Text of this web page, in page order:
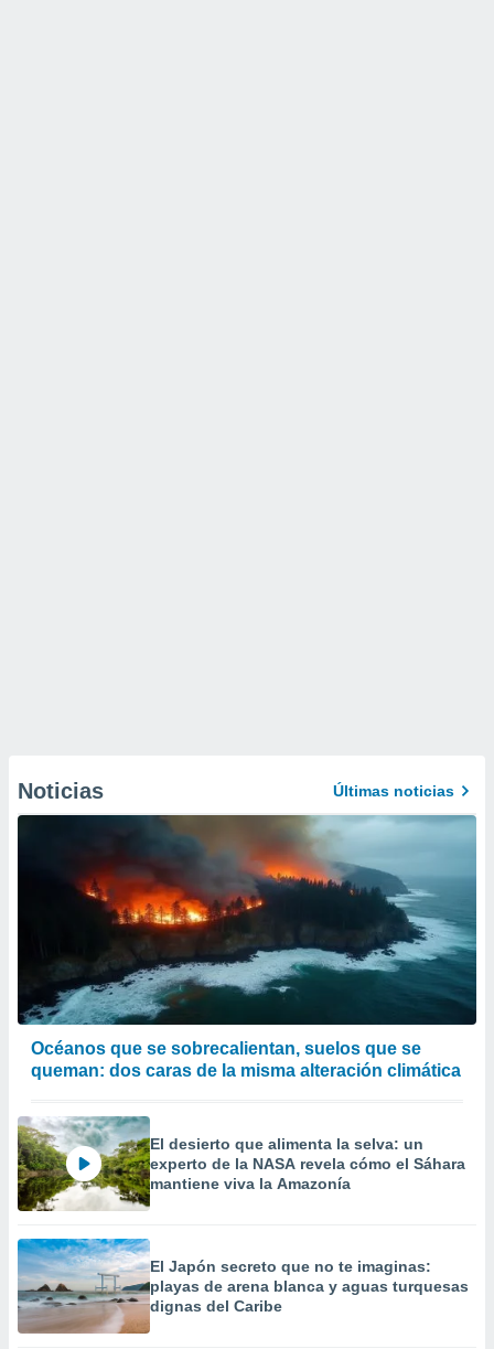
Noticias Últimas noticias
Océanos que se sobrecalientan, suelos que se
queman: dos caras de la misma alteración climática
El desierto que alimenta la selva: un
experto de la NASA revela cómo el Sáhara
mantiene viva la Amazonía
El Japón secreto que no te imaginas:
playas de arena blanca y aguas turquesas
dignas del Caribe